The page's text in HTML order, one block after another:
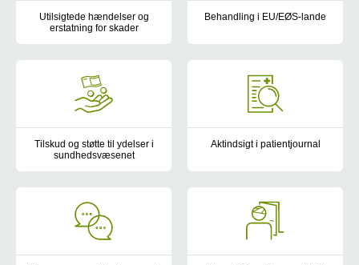
Utilsigtede hændelser og
erstatning for skader
Behandling i EU/EØS-lande
Tilskud og støtte til ydelser i
sundhedsvæsenet
Aktindsigt i patientjournal